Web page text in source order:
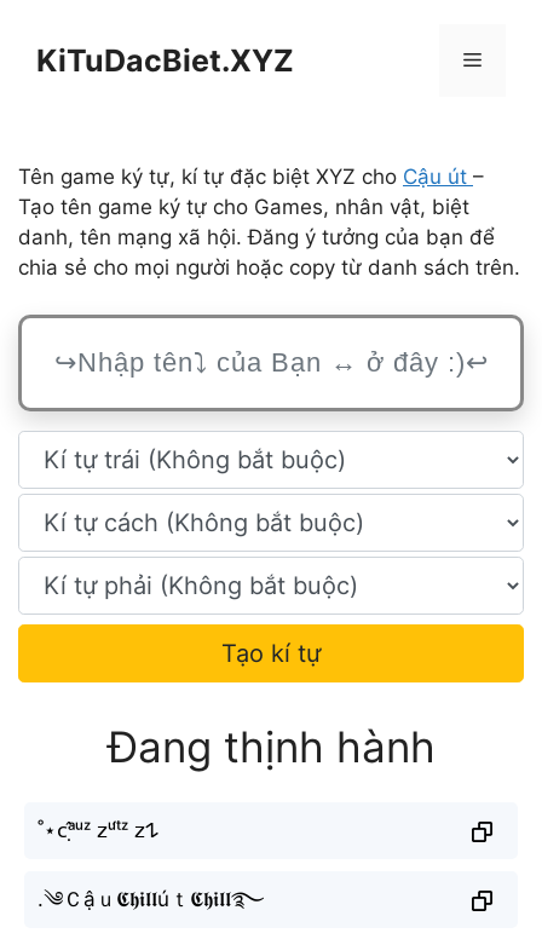
KiTuDacBiet.XYZ Menu
Tên game ký tự, kí tự đặc biệt XYZ cho Cậu út –
Tạo tên game ký tự cho Games, nhân vật, biệt
danh, tên mạng xã hội. Đăng ý tưởng của bạn để
chia sẻ cho mọi người hoặc copy từ danh sách trên.
Tạo kí tự
Đang thịnh hành
˚⋆ᴄᵃ̣̂ᵘᶻ 𝗓ᵘ́ᵗᶻ 𝗓𐰁
.༄Ｃậｕ𝕮𝖍𝖎𝖑𝖑úｔ𝕮𝖍𝖎𝖑𝖑࿐